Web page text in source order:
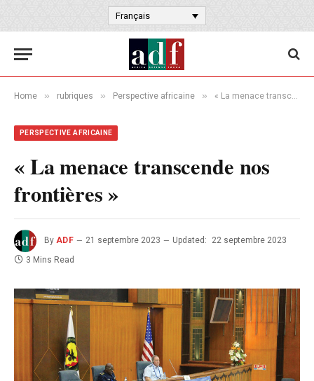
Français
Home » rubriques » Perspective africaine » « La menace transcende nos frontières »
PERSPECTIVE AFRICAINE
« La menace transcende nos
frontières »
By ADF 21 septembre 2023 Updated:
22 septembre 2023
3 Mins Read